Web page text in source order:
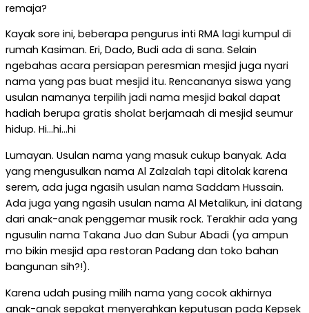
remaja?
Kayak sore ini, beberapa pengurus inti RMA lagi kumpul di
rumah Kasiman. Eri, Dado, Budi ada di sana. Selain
ngebahas acara persiapan peresmian mesjid juga nyari
nama yang pas buat mesjid itu. Rencananya siswa yang
usulan namanya terpilih jadi nama mesjid bakal dapat
hadiah berupa gratis sholat berjamaah di mesjid seumur
hidup. Hi…hi…hi
Lumayan. Usulan nama yang masuk cukup banyak. Ada
yang mengusulkan nama Al Zalzalah tapi ditolak karena
serem, ada juga ngasih usulan nama Saddam Hussain.
Ada juga yang ngasih usulan nama Al Metalikun, ini datang
dari anak-anak penggemar musik rock. Terakhir ada yang
ngusulin nama Takana Juo dan Subur Abadi (ya ampun
mo bikin mesjid apa restoran Padang dan toko bahan
bangunan sih?!).
Karena udah pusing milih nama yang cocok akhirnya
anak-anak sepakat menyerahkan keputusan pada Kepsek